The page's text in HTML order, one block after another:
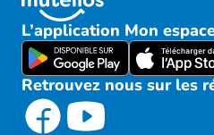
L’application Mon
Retrouvez nous sur les